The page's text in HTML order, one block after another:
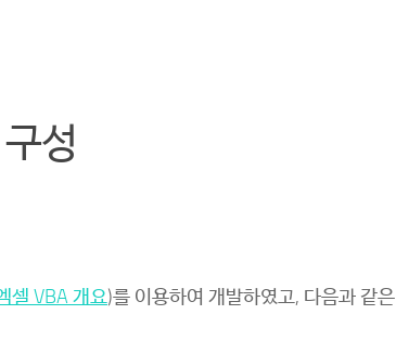
성
셀 VBA 개요)를 이용하여 개발하였고, 다음과 같은